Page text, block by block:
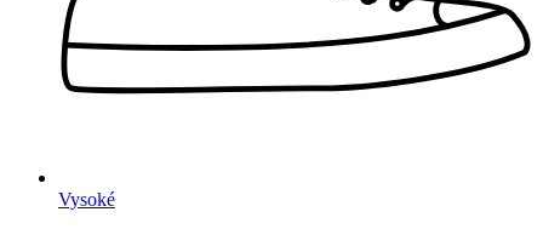
Vysoké